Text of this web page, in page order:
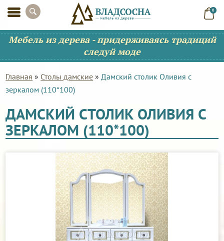
0
Мебель из дерева - придерживаясь традиций
следуй моде
Главная » Столы дамские »Дамский столик Оливия с
зеркалом (110*100)
ДАМСКИЙ СТОЛИК ОЛИВИЯ С
ЗЕРКАЛОМ (110*100)